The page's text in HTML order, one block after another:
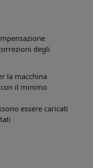
degli
la macchina
con il minimo
essere caricati